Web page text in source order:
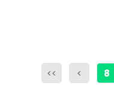
<< < 8